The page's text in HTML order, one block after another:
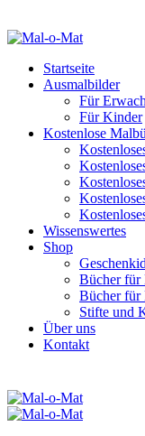
Startseite
Ausmalbilder
Für
Für Kinder
Kostenlose
Wissenswertes
Shop
Bücher für
Bücher für
Stifte und
Über uns
Kontakt